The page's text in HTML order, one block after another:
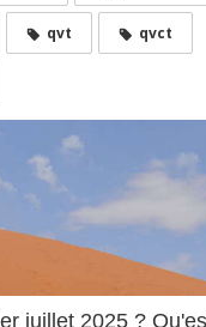
qvt qvct
juillet 2025 ?